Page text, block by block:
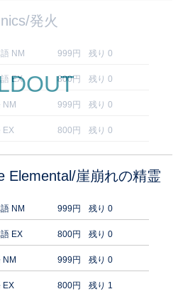
発火
NM 999円 残り 0
EX 800円 残り 0
NM 999円 残り 0
EX 800円 残り 0
Elemental/崖崩れの精霊
NM 999円 残り 0
EX 800円 残り 0
NM 999円 残り 0
EX 800円 残り 1